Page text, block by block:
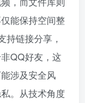
能保持空间整
持链接分享，
QQ好友，这
涉及安全风
。从技术角度